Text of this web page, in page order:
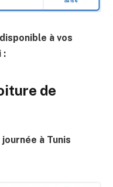
à vos
:
de
à Tunis